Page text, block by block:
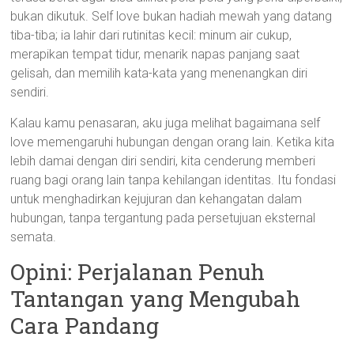
bukan dikutuk. Self love bukan hadiah mewah yang datang
tiba-tiba; ia lahir dari rutinitas kecil: minum air cukup,
merapikan tempat tidur, menarik napas panjang saat
gelisah, dan memilih kata-kata yang menenangkan diri
sendiri.
Kalau kamu penasaran, aku juga melihat bagaimana self
love memengaruhi hubungan dengan orang lain. Ketika kita
lebih damai dengan diri sendiri, kita cenderung memberi
ruang bagi orang lain tanpa kehilangan identitas. Itu fondasi
untuk menghadirkan kejujuran dan kehangatan dalam
hubungan, tanpa tergantung pada persetujuan eksternal
semata.
Opini: Perjalanan Penuh
Tantangan yang Mengubah
Cara Pandang